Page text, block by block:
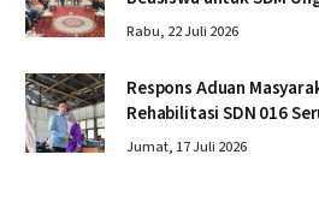
Rabu, 22 Juli 2026
Respons Aduan
Rehabilitasi SDN 016
Jumat, 17 Juli 2026